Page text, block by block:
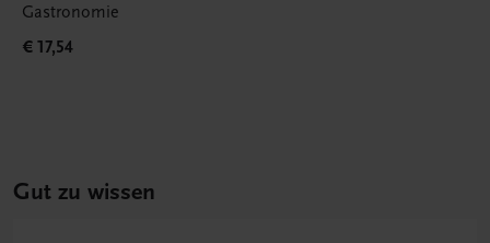
Gastronomie
€ 17,54
Gut zu wissen